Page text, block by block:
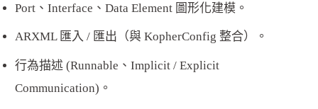
Port、Interface、Data Element 圖形化建模。
ARXML 匯入 / 匯出（與 KopherConfig 整合）。
行為描述 (Runnable、Implicit / Explicit
Communication)。